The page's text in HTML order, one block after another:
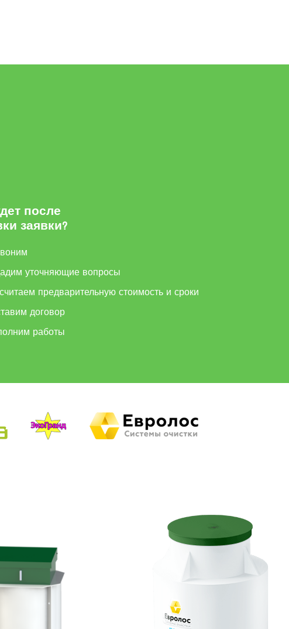
после
заявки?
уточняющие вопросы
предварительную стоимость и сроки
договор
работы